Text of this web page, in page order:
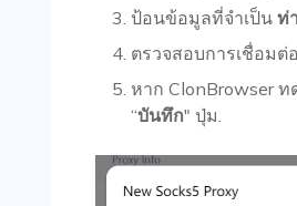
ป้อนข้อมูลที่จำเป็น ท่
ตรวจสอบการเชื่อม
หาก ClonBrowser
“บันทึก" ปุ่ม.